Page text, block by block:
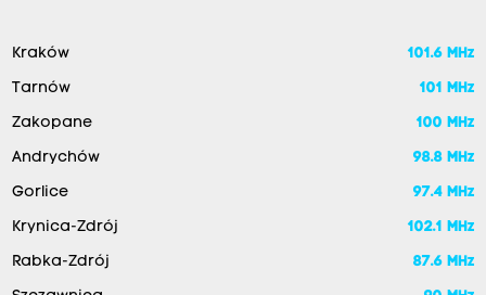
Kraków 101.6 MHz
Tarnów 101 MHz
Zakopane 100 MHz
Andrychów 98.8 MHz
Gorlice 97.4 MHz
Krynica-Zdrój 102.1 MHz
Rabka-Zdrój 87.6 MHz